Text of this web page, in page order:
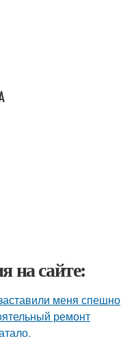
на сайте:
меня спешно
ремонт